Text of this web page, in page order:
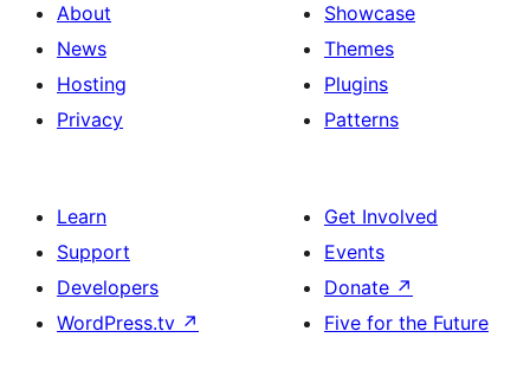
About
News
Hosting
Privacy
Showcase
Themes
Plugins
Patterns
Learn
Support
Developers
WordPress.tv ↗
Get Involved
Events
Donate ↗
Five for the Future